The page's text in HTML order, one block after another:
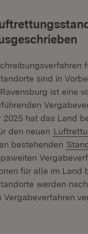
sind in
ist eine
2025 hat das Land
den neuen
bestehenden
für alle im Land
werden
Vergabeverfahren